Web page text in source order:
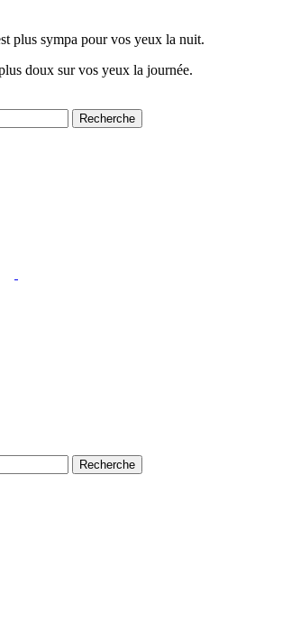
plus sympa pour vos yeux la nuit.
doux sur vos yeux la journée.
Recherche
Recherche